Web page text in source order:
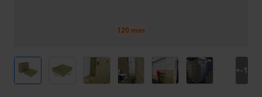
120 mm
View larger image
View larger imageView larger imageView larger imageView larger image
View larger
+-1